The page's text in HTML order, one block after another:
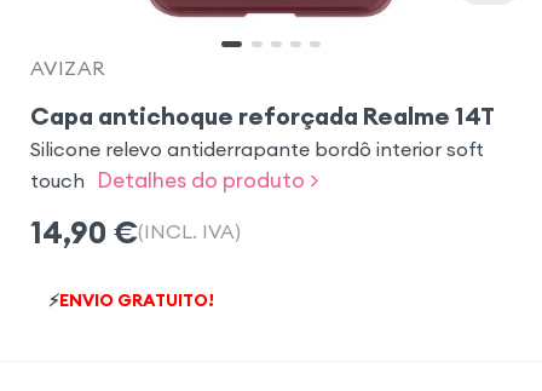
AVIZAR
Capa antichoque reforçada Realme 14T
Silicone relevo antiderrapante bordô interior soft
touch
Detalhes do produto >
14,90 €(INCL. IVA)
⚡ENVIO GRATUITO!